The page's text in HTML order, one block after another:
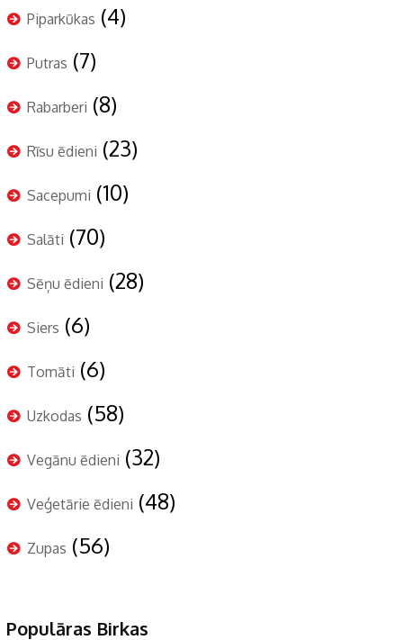
Piparkūkas (4)
Putras (7)
Rabarberi (8)
Rīsu ēdieni (23)
Sacepumi (10)
Salāti (70)
Sēņu ēdieni (28)
Siers (6)
Tomāti (6)
Uzkodas (58)
Vegānu ēdieni (32)
Veģetārie ēdieni (48)
Zupas (56)
Populāras Birkas